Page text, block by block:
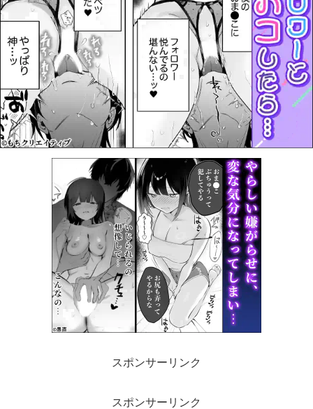
スポンサーリンク
スポンサーリンク